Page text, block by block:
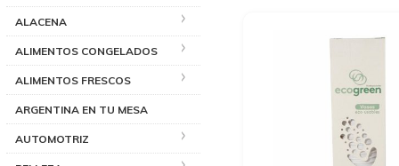
ALACENA
ALIMENTOS CONGELADOS
ALIMENTOS FRESCOS
ARGENTINA EN TU MESA
AUTOMOTRIZ